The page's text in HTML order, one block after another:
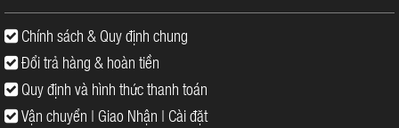
Chính sách & Quy định chung
Đổi trả hàng & hoàn tiền
Quy định và hình thức thanh toán
Vận chuyển | Giao Nhận | Cài đặt